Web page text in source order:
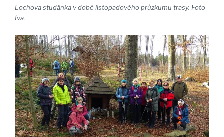
Lochova studánka v době listopadového průzkumu trasy. Foto
Iva.